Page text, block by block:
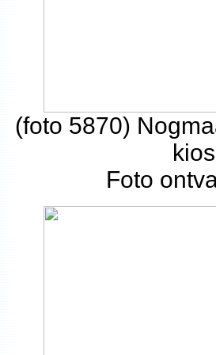
(foto 5870)
Foto